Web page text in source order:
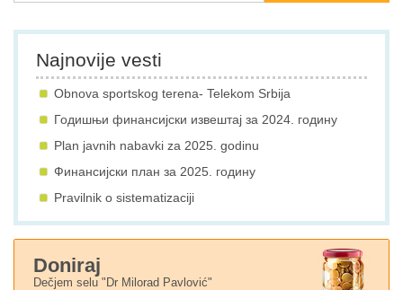
Najnovije vesti
Obnova sportskog terena- Telekom Srbija
Годишњи финансијски извештај за 2024. годину
Plan javnih nabavki za 2025. godinu
Финансијски план за 2025. годину
Pravilnik o sistematizaciji
Doniraj
Dečjem selu "Dr Milorad Pavlović"